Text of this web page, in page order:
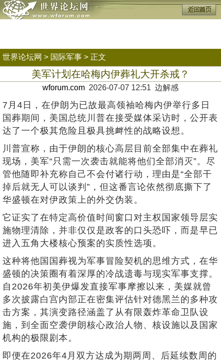
世界论坛网 > 国际军事 > 正文
美军计划在哈梅内伊葬礼大开杀戒？
wforum.com 2026-07-07 12:51 边解感
7月4日，在伊朗为已故最高领袖哈梅内伊举行多日
国葬期间，美国总统川普在接受媒体采访时，公开表
达了一个极其危险且极具挑衅性的战略设想。
川普宣称，由于伊朗的核心高层目前全部集中在葬礼
现场，美军“只需一次袭击就能将他们全部消灭”。尽
管他随即补充称自己不会付诸行动，理由是“全部干
掉后就无人可以谈判”，但这番言论依然彻底撕下了
华盛顿在对伊政策上的外交伪装。
它证实了在特定高价值时间窗口对主权国家领导层实
施物理清除，并非仅仅是政客的口头恐吓，而是早已
进入五角大楼核心预案的实质性选项。
这种将他国国葬视为军事冒险契机的思维方式，在华
盛顿的决策圈有着深厚的冷战遗毒与现实军事支撑。
自2026年初美伊爆发直接军事摩擦以来，美媒就曾
多次披露白宫内部正在密集评估针对德黑兰的多种攻
击方案，其演变路径涵盖了从有限轰炸革命卫队设
施，到全面空袭伊朗核心政治人物、核设施以及国家
机构的极限剧本。
即便在2026年4月双方达成为期两周、后延续数周的